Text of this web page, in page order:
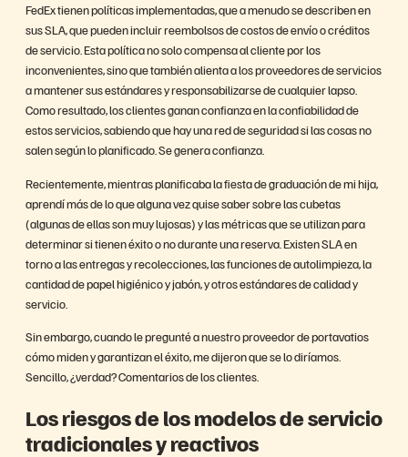
FedEx tienen políticas implementadas, que a menudo se describen en
sus SLA, que pueden incluir reembolsos de costos de envío o créditos
de servicio. Esta política no solo compensa al cliente por los
inconvenientes, sino que también alienta a los proveedores de servicios
a mantener sus estándares y responsabilizarse de cualquier lapso.
Como resultado, los clientes ganan confianza en la confiabilidad de
estos servicios, sabiendo que hay una red de seguridad si las cosas no
salen según lo planificado. Se genera confianza.
Recientemente, mientras planificaba la fiesta de graduación de mi hija,
aprendí más de lo que alguna vez quise saber sobre las cubetas
(algunas de ellas son muy lujosas) y las métricas que se utilizan para
determinar si tienen éxito o no durante una reserva. Existen SLA en
torno a las entregas y recolecciones, las funciones de autolimpieza, la
cantidad de papel higiénico y jabón, y otros estándares de calidad y
servicio.
Sin embargo, cuando le pregunté a nuestro proveedor de portavatios
cómo miden y garantizan el éxito, me dijeron que se lo diríamos.
Sencillo, ¿verdad? Comentarios de los clientes.
Los riesgos de los modelos de servicio
tradicionales y reactivos